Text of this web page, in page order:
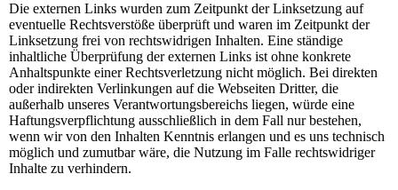
Die externen Links wurden zum Zeitpunkt der Linksetzung auf
eventuelle Rechtsverstöße überprüft und waren im Zeitpunkt der
Linksetzung frei von rechtswidrigen Inhalten. Eine ständige
inhaltliche Überprüfung der externen Links ist ohne konkrete
Anhaltspunkte einer Rechtsverletzung nicht möglich. Bei direkten
oder indirekten Verlinkungen auf die Webseiten Dritter, die
außerhalb unseres Verantwortungsbereichs liegen, würde eine
Haftungsverpflichtung ausschließlich in dem Fall nur bestehen,
wenn wir von den Inhalten Kenntnis erlangen und es uns technisch
möglich und zumutbar wäre, die Nutzung im Falle rechtswidriger
Inhalte zu verhindern.